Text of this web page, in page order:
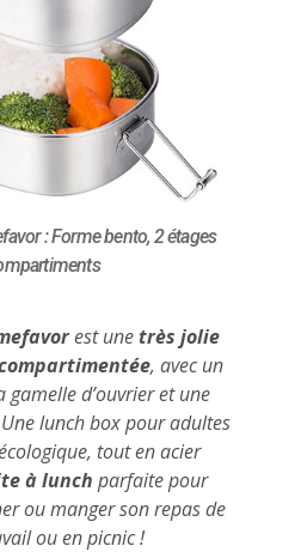
: Forme bento, 2 étages
est unetrès jolie
, avec un
d’ouvrier et une
lunch box pour adultes
tout en acier
à lunch parfaite pour
ou manger son repas de
ou en picnic !